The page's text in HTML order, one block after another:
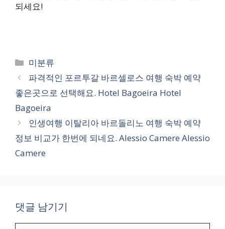
되세요!
카
테
고
리
미분류
파격적인 포르투갈 바르셀로스 여행 숙박 예약
좋은곳으로 선택해요. Hotel Bagoeira Hotel
Bagoeira
인생여행 이탈리아 바르돌리노 여행 숙박 예약
정보 비교가 한번에 되네요. Alessio Camere Alessio
Camere
댓글 남기기